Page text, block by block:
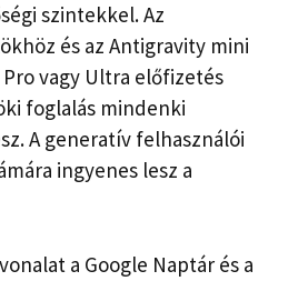
szintekkel. Az
és az Antigravity mini
vagy Ultra előfizetés
foglalás mindenki
A generatív felhasználói
ingyenes lesz a
a Google Naptár és a